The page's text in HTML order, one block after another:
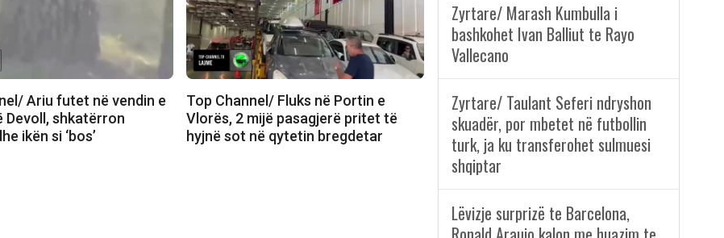
Ariu futet në vendin e
Devoll, shkatërron
ikën si ‘bos’
Top Channel/ Fluks në Portin e
Vlorës, 2 mijë pasagjerë pritet të
hyjnë sot në qytetin bregdetar
Zyrtare/ Marash Kumbulla i
bashkohet Ivan Balliut te Rayo
Vallecano
Zyrtare/ Taulant Seferi ndryshon
skuadër, por mbetet në futbollin
turk, ja ku transferohet sulmuesi
shqiptar
Lëvizje surprizë te Barcelona,